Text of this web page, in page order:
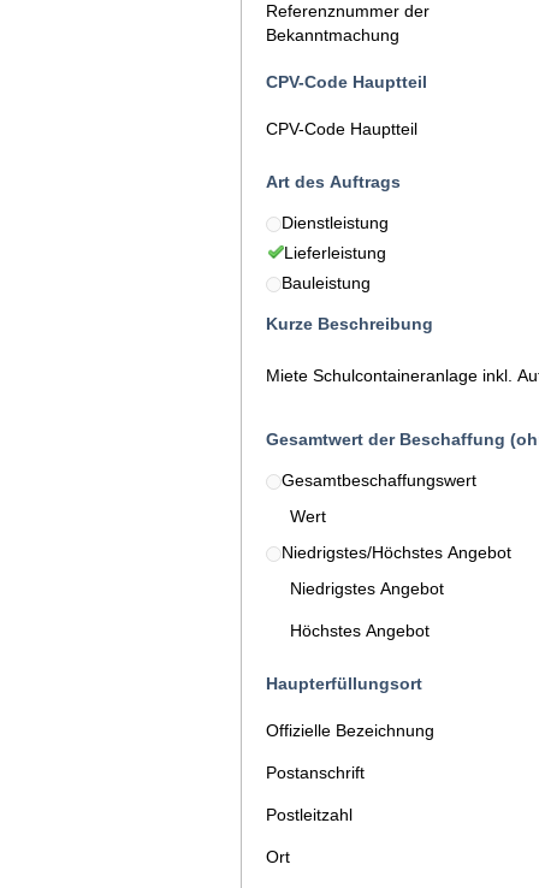
Referenznummer der
Bekanntmachung
CPV-Code Hauptteil
CPV-Code Hauptteil
Art des Auftrags
Dienstleistung
Lieferleistung
Bauleistung
Kurze Beschreibung
Miete Schulcontaineranlage inkl.
Gesamtwert der Beschaffung
Gesamtbeschaffungswert
Wert
Niedrigstes/Höchstes Angebot
Niedrigstes Angebot
Höchstes Angebot
Haupterfüllungsort
Offizielle Bezeichnung
Postanschrift
Postleitzahl
Ort